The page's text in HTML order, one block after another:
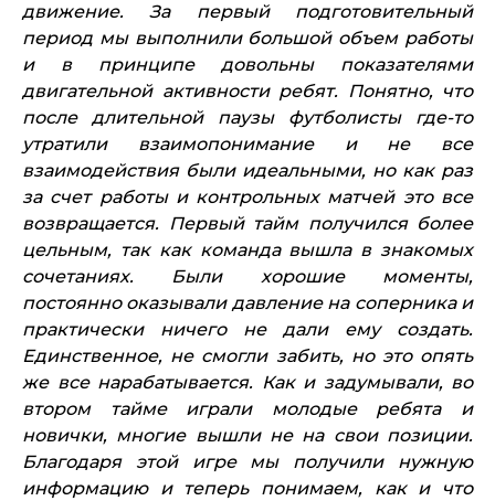
движение. За первый подготовительный
период мы выполнили большой объем работы
и в принципе довольны показателями
двигательной активности ребят. Понятно, что
после длительной паузы футболисты где-то
утратили взаимопонимание и не все
взаимодействия были идеальными, но как раз
за счет работы и контрольных матчей это все
возвращается. Первый тайм получился более
цельным, так как команда вышла в знакомых
сочетаниях. Были хорошие моменты,
постоянно оказывали давление на соперника и
практически ничего не дали ему создать.
Единственное, не смогли забить, но это опять
же все нарабатывается. Как и задумывали, во
втором тайме играли молодые ребята и
новички, многие вышли не на свои позиции.
Благодаря этой игре мы получили нужную
информацию и теперь понимаем, как и что